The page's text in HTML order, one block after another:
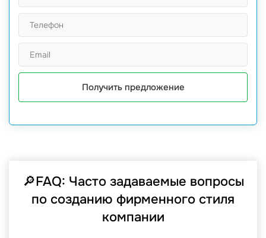
Получить предложение
🔎FAQ: Часто задаваемые вопросы
по созданию фирменного стиля
компании